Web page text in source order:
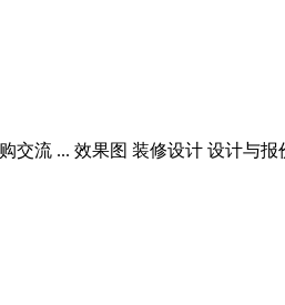
流 ... 效果图 装修设计 设计与